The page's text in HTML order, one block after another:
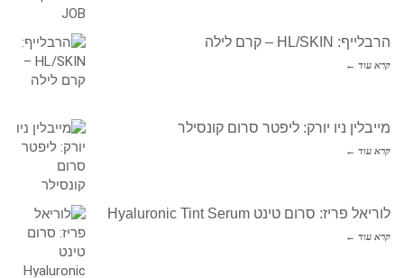
הרבלייף: HL/SKIN – קרם לילה
קרא עוד ←
מייבלין ניו יורק: ליפטר סרום קונסילר
קרא עוד ←
לוריאל פריז: סרום טינט Hyaluronic Tint Serum
קרא עוד ←